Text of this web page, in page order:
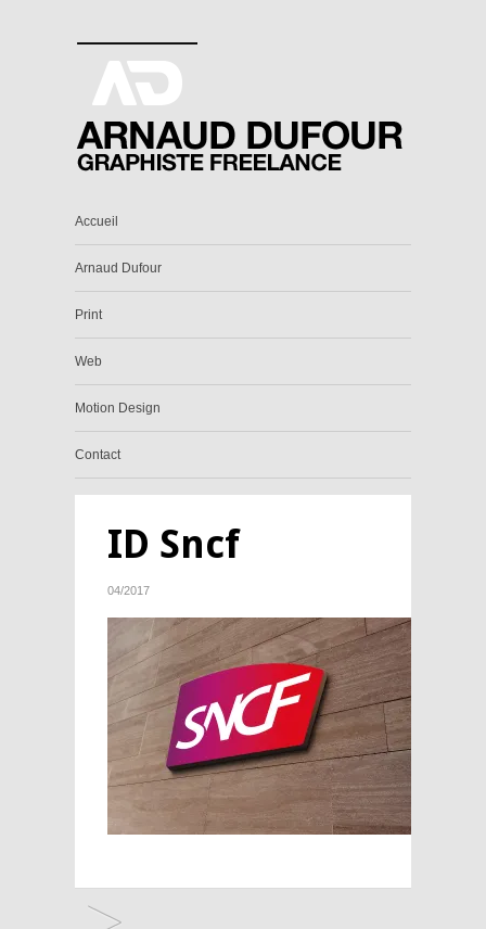
Accueil
Arnaud Dufour
Print
Web
Motion Design
Contact
ID Sncf
04/2017